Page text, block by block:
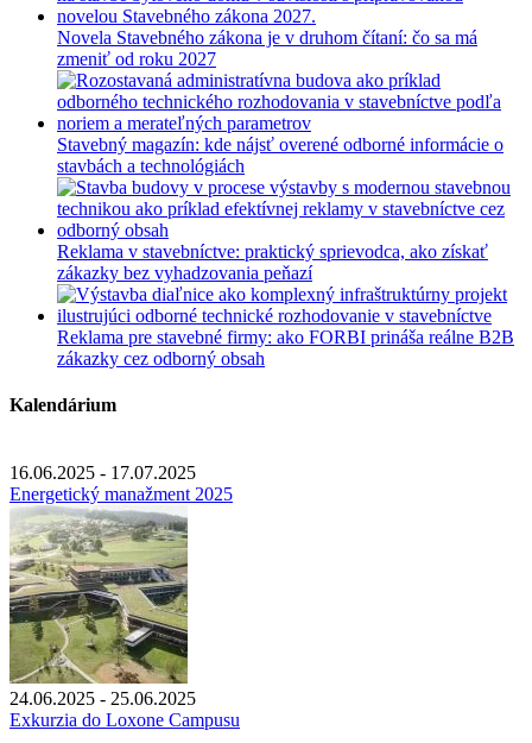
Novela Stavebného zákona je v druhom čítaní: čo sa má
zmeniť od roku 2027
Stavebný magazín: kde nájsť overené odborné informácie o
stavbách a technológiách
Reklama v stavebníctve: praktický sprievodca, ako získať
zákazky bez vyhadzovania peňazí
Reklama pre stavebné firmy: ako FORBI prináša reálne B2B
zákazky cez odborný obsah
Kalendárium
16.06.2025 - 17.07.2025
Energetický manažment 2025
24.06.2025 - 25.06.2025
Exkurzia do Loxone Campusu